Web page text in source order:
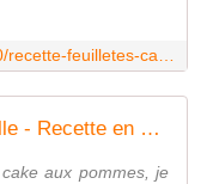
Cake aux pommes et à la cannelle - Recette en vidéo - www.sucreetepices.com
aux pommes, je